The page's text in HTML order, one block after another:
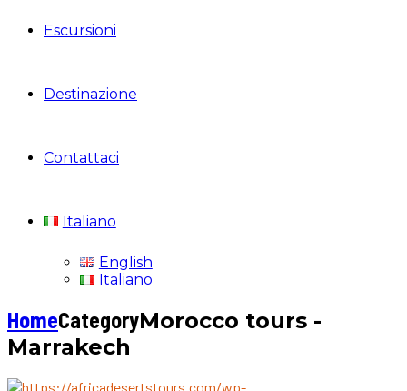
Escursioni
Destinazione
Contattaci
Italiano
English
Italiano
HomeCategoryMorocco tours -
Marrakech